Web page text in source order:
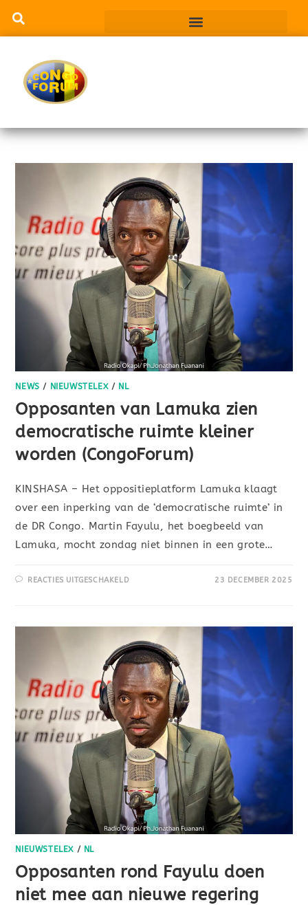
NEWS / NIEUWSTELEX/ NL
Opposanten van Lamuka zien
democratische ruimte kleiner
worden (CongoForum)
KINSHASA – Het oppositieplatform Lamuka klaagt
over een inperking van de ‘democratische ruimte’ in
de DR Congo. Martin Fayulu, het boegbeeld van
Lamuka, mocht zondag niet binnen in een grote…
REACTIES UITGESCHAKELD 23 DECEMBER 2025
NIEUWSTELEX / NL
Opposanten rond Fayulu doen
niet mee aan nieuwe regering